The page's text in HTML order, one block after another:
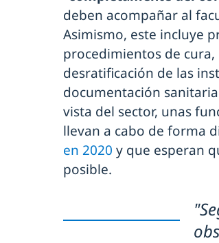
deben acompañar al
Asimismo, este incluye
procedimientos de
desratificación de las
documentación
vista del sector, unas
llevan a cabo de forma
en 2020 y que esperan
posible.